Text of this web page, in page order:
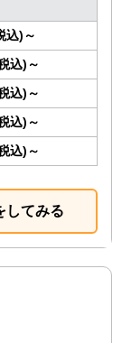
込)～
込)～
込)～
込)～
込)～
てみる